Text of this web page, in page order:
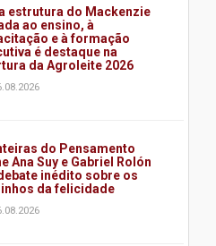
estrutura do Mackenzie
ao ensino, à
e à formação
é destaque na
da Agroleite 2026
do Pensamento
Ana Suy e Gabriel Rolón
inédito sobre os
da felicidade